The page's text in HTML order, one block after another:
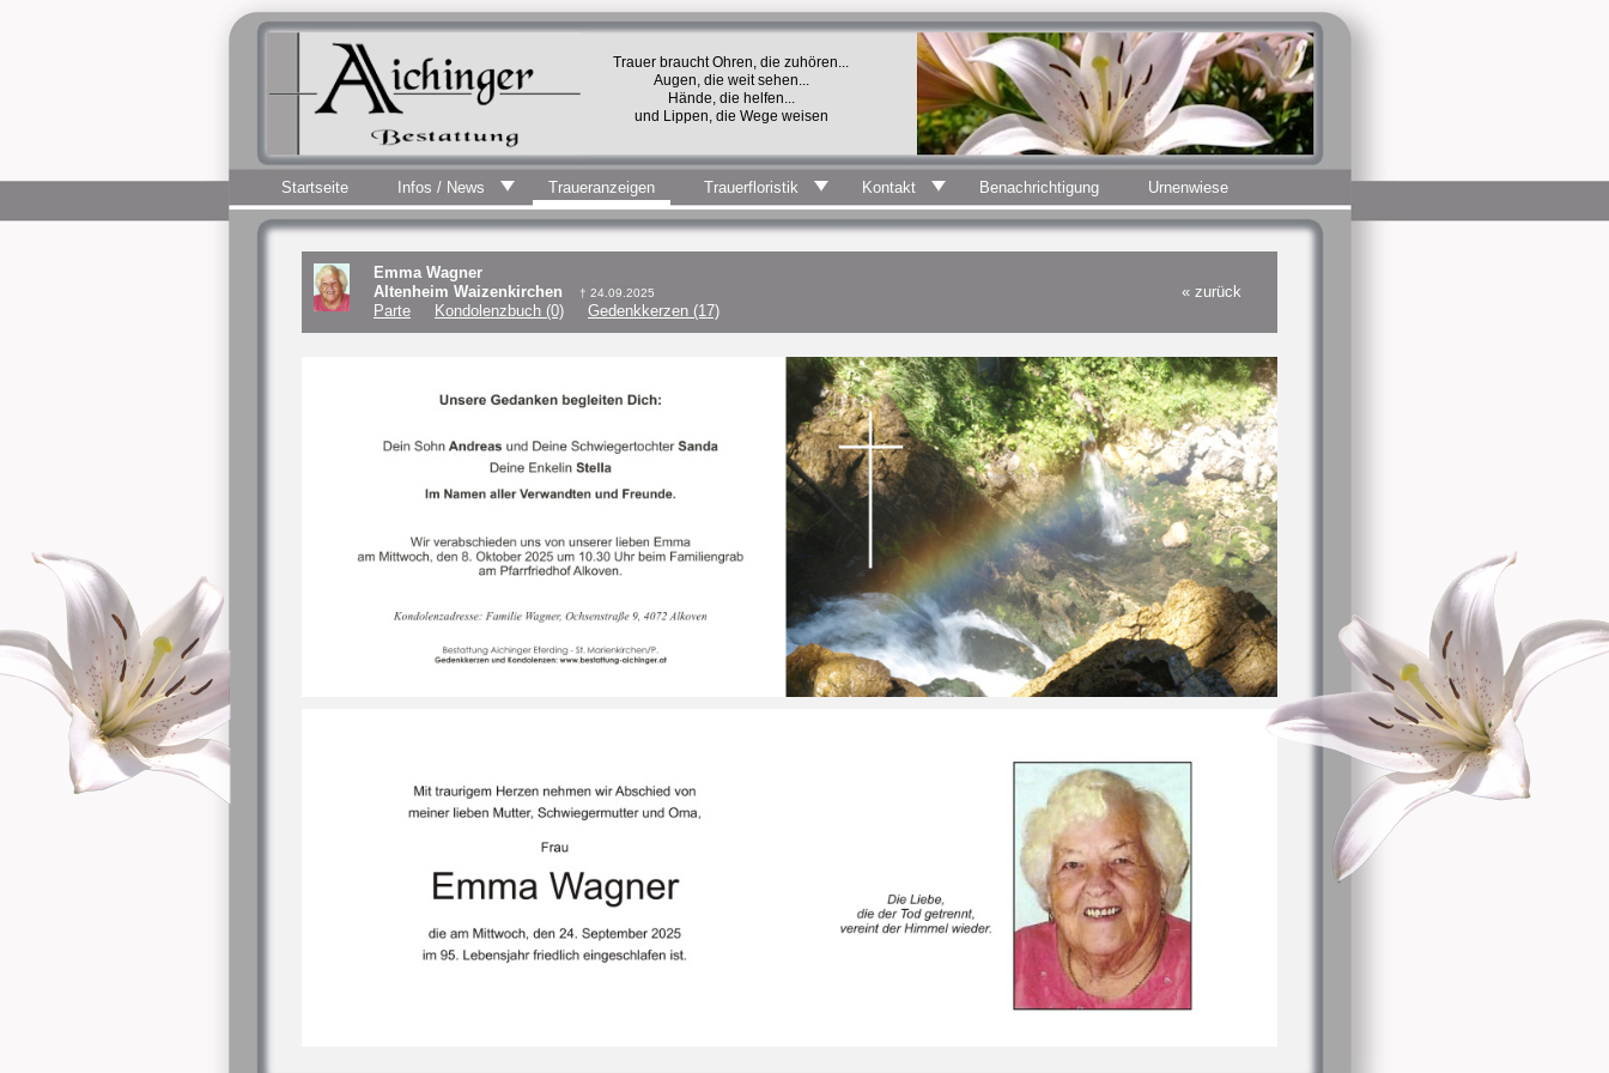
Startseite Infos / News Traueranzeigen Trauerfloristik Kontakt Benachrichtigung Urnenwiese
Emma Wagner
Altenheim Waizenkirchen
† 24.09.2025
« zurück
Parte
Kondolenzbuch (0) Gedenkkerzen (17)
Trauer braucht Ohren, die zuhören...
Augen, die weit sehen...
Hände, die helfen...
und Lippen, die Wege weisen